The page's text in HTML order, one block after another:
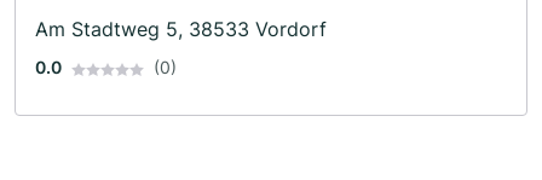
Am Stadtweg 5, 38533 Vordorf
0.0 (0)